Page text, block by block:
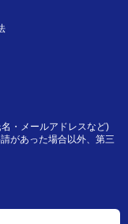
・メールアドレスなど)
があった場合以外、第三